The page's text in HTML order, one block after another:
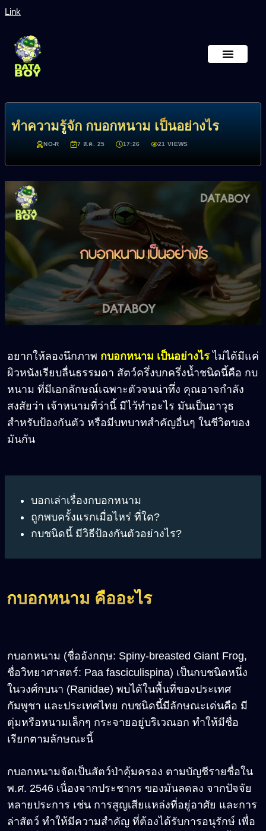
Link
ทำความรู้จัก กบอกหนาม เป็นอย่างไร
NO-R 7 ส.ค. 25 17:26 21 VIEWS
อยากให้ลองนึกภาพ กบอกหนาม เป็นอย่างไร ไม่ได้มีแค่
ผิวหนังเรียบลื่นธรรมดา สัตว์ครึ่งบกครึ่งน้ำชนิดนี้คือ กบ
หนาม ที่มีเอกลักษณ์เฉพาะตัวจนน่าทึ่ง คุณอาจกำลัง
สงสัยว่า เจ้าหนามที่ว่านี้ มีไว้ทำอะไร มันเป็นอาวุธ
สำหรับป้องกันตัว หรือมีบทบาทสำคัญอื่นๆ ในชีวิตของ
มันกัน
บอกเล่าเรื่องกบอกหนาม
ถูกพบครั้งแรกเมื่อไหร่ ที่ใด?
กบชนิดนี้ มีวิธีป้องกันตัวอย่างไร?
กบอกหนาม คืออะไร
กบอกหนาม (ชื่ออังกฤษ: Spiny-breasted Giant Frog,
ชื่อวิทยาศาสตร์: Paa fasciculispina) เป็นกบชนิดหนึ่ง
ในวงศ์กบนา (Ranidae) พบได้ในพื้นที่ของประเทศ
กัมพูชา และประเทศไทย กบชนิดนี้มีลักษณะเด่นคือ มี
ตุ่มหรือหนามเล็กๆ กระจายอยู่บริเวณอก ทำให้มีชื่อ
เรียกตามลักษณะนี้
กบอกหนามจัดเป็นสัตว์ป่าคุ้มครอง ตามบัญชีรายชื่อใน
พ.ศ. 2546 เนื่องจากประชากร ของมันลดลง จากปัจจัย
หลายประการ เช่น การสูญเสียแหล่งที่อยู่อาศัย และการ
ล่าสัตว์ ทำให้มีความสำคัญ ที่ต้องได้รับการอนุรักษ์ เพื่อ